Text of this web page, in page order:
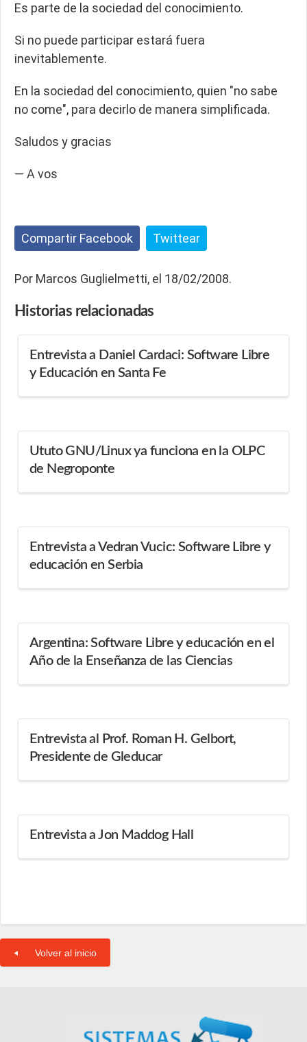
Es parte de la sociedad del conocimiento.
Si no puede participar estará fuera
inevitablemente.
En la sociedad del conocimiento, quien "no sabe
no come", para decirlo de manera simplificada.
Saludos y gracias
— A vos
Compartir Facebook Twittear
Por Marcos Guglielmetti, el 18/02/2008.
Historias relacionadas
Entrevista a Daniel Cardaci: Software Libre
y Educación en Santa Fe
Ututo GNU/Linux ya funciona en la OLPC
de Negroponte
Entrevista a Vedran Vucic: Software Libre y
educación en Serbia
Argentina: Software Libre y educación en el
Año de la Enseñanza de las Ciencias
Entrevista al Prof. Roman H. Gelbort,
Presidente de Gleducar
Entrevista a Jon Maddog Hall
Volver al inicio